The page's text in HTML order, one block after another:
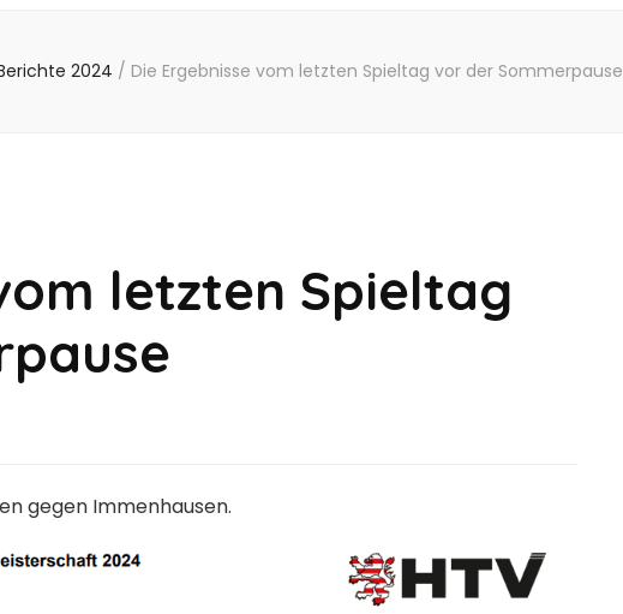
2024 / Die Ergebnisse vom letzten Spieltag vor der Sommerpause
letzten Spieltag
gegen Immenhausen.